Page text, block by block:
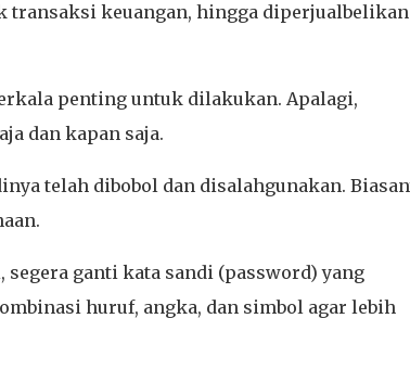
transaksi keuangan, hingga
penting untuk dilakukan. Apalagi,
dan kapan saja.
telah dibobol dan disalahgunakan.
ganti kata sandi (password) yang
huruf, angka, dan simbol agar lebih